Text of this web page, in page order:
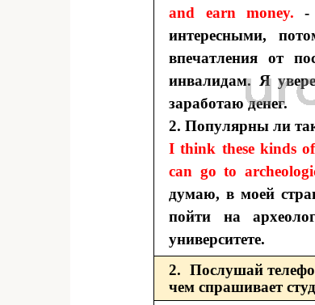
and earn money. -
интересными,
впечатления от
инвалидам. Я
заработаю денег.
2. Популярны ли
I think these kinds
can go to
думаю, в моей
пойти на
университете.
2. Послушай
чем спрашивает